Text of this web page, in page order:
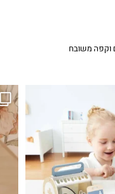
וקפה משובח
גם...
7